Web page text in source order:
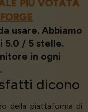
PIÙ VOTATA
usare. Abbiamo
5.0 / 5 stelle.
in ogni
dicono
della piattaforma di